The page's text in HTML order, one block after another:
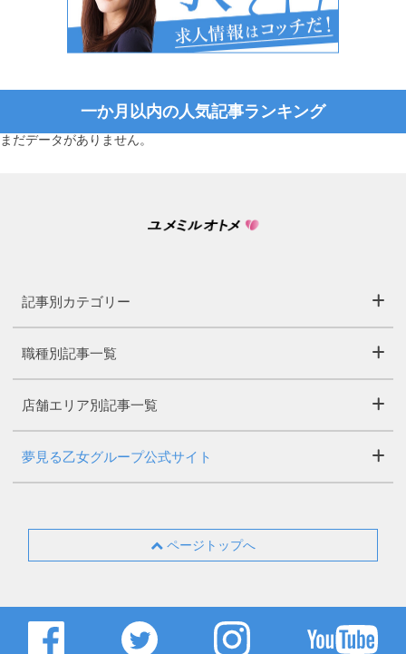
一か月以内の人気記事ランキング
まだデータがありません。
記事別カテゴリー
職種別記事一覧
店舗エリア別記事一覧
夢見る乙女グループ公式サイト
ページトップへ